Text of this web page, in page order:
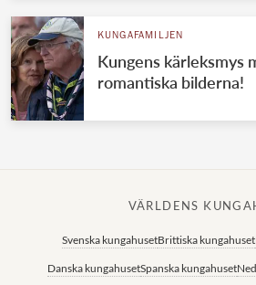
KUNGAFAMILJEN
Kungens kärleksmys
romantiska bilderna!
VÄRLDENS
Svenska kungahusetBrittiska kungahuset
Danska kungahusetSpanska kungahuset